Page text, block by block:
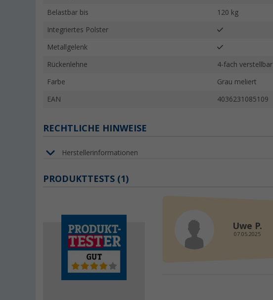
Belastbar bis 120 kg
Integriertes Polster
Metallgelenk
Rückenlehne 4-fach verstellbar
Farbe Grau meliert
EAN 4036231085109
RECHTLICHE HINWEISE
Herstellerinformationen
PRODUKTTESTS (1)
Uwe P.
07.05.2025